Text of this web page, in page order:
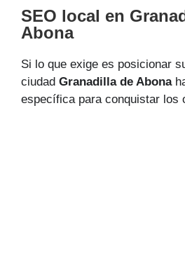
SEO local en
Abona
Si lo que exige es posicionar
ciudad Granadilla de Abona
específica para conquistar los